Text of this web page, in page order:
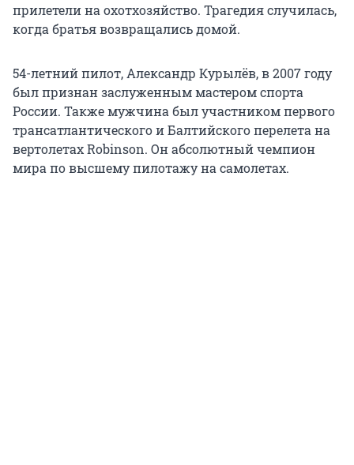
прилетели на охотхозяйство. Трагедия случилась,
когда братья возвращались домой.
54-летний пилот, Александр Курылёв, в 2007 году
был признан заслуженным мастером спорта
России. Также мужчина был участником первого
трансатлантического и Балтийского перелета на
вертолетах Robinson. Он абсолютный чемпион
мира по высшему пилотажу на самолетах.